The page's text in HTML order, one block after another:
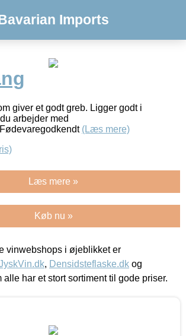
Imports
giver et godt greb. Ligger godt i
arbejder med
(Læs mere)
Læs mere »
Køb nu »
vinwebshops i øjeblikket er
, Densidsteflaske.dk og
alle har et stort sortiment til gode priser.